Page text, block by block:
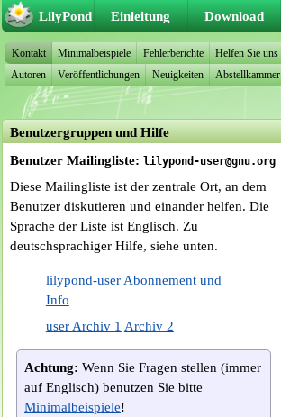
Benutzergruppen und Hilfe
Benutzer Mailingliste: lilypond-user@gnu.org
Diese Mailingliste ist der zentrale Ort, an dem
Benutzer diskutieren und einander helfen. Die
Sprache der Liste ist Englisch. Zu
deutschsprachiger Hilfe, siehe unten.
lilypond-user Abonnement und
Info
user Archiv 1 Archiv 2
Achtung: Wenn Sie Fragen stellen (immer
auf Englisch) benutzen Sie bitte
Minimalbeispiele!
LilyPond Einleitung Download
Kontakt Minimalbeispiele Fehlerberichte Helfen Sie uns
Autoren
Veröffentlichungen Neuigkeiten Abstellkammer